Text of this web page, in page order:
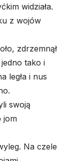
widziała.
z wojów
zdrzemnął
tako i
legła i nus
swoją
jom
Na czele